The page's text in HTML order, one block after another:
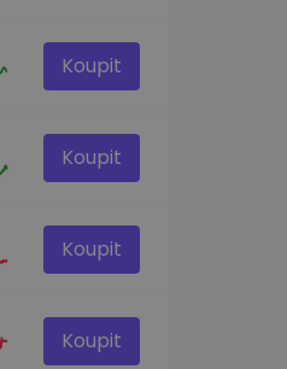
Koupit
Koupit
Koupit
Koupit